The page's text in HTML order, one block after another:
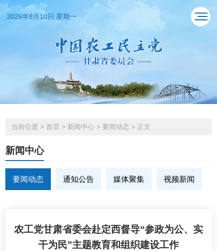
2026年8月10日 星期一
当前位置 > 首页 > 新闻中心 > 要闻动态 > 正文
新闻中心
要闻动态 通知公告 媒体聚集 视频新闻
农工党甘肃省委会赴定西督导“参政为公、实
干为民”主题教育和组织建设工作